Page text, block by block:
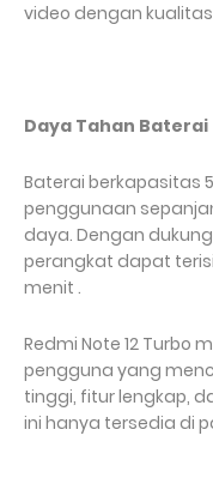
video dengan
Daya Tahan Baterai
Baterai berkapasitas
penggunaan
daya. Dengan
perangkat dapat
menit .
Redmi Note 12 Turbo
pengguna yang
tinggi, fitur lengkap,
ini hanya tersedia di